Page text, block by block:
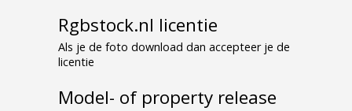
Rgbstock.nl licentie
Als je de foto download dan accepteer je de
licentie
Model- of property release